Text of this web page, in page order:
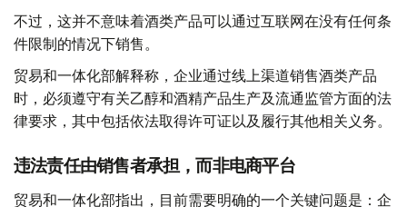
不过，这并不意味着酒类产品可以通过互联网在没有任何条
件限制的情况下销售。
贸易和一体化部解释称，企业通过线上渠道销售酒类产品
时，必须遵守有关乙醇和酒精产品生产及流通监管方面的法
律要求，其中包括依法取得许可证以及履行其他相关义务。
违法责任由销售者承担，而非电商平台
贸易和一体化部指出，目前需要明确的一个关键问题是：企